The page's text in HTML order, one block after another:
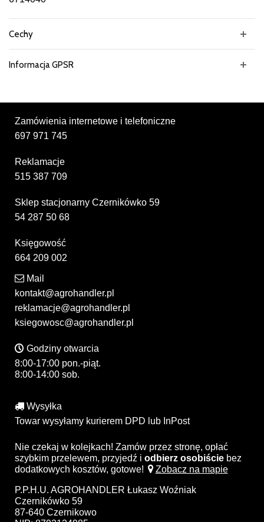
Cechy
Informacja GPSR
Zamówienia internetowe i telefoniczne
697 971 745
Reklamacje
515 387 709
Sklep stacjonarny Czernikówko 59
54 287 50 68
Księgowość
664 209 002
Mail
kontakt@agrohandler.pl
reklamacje@agrohandler.pl
ksiegowosc@agrohandler.pl
Godziny otwarcia
8:00-17:00 pon.-piąt.
8:00-14:00 sob.
Wysyłka
Towar wysyłamy kurierem DPD lub InPost
Nie czekaj w kolejkach! Zamów przez stronę, opłać
szybkim przelewem, przyjedź i odbierz osobiście bez
dodatkowych kosztów, gotowe!
Zobacz na mapie
P.P.H.U. AGROHANDLER Łukasz Woźniak
Czernikówko 59
87-640 Czernikowo